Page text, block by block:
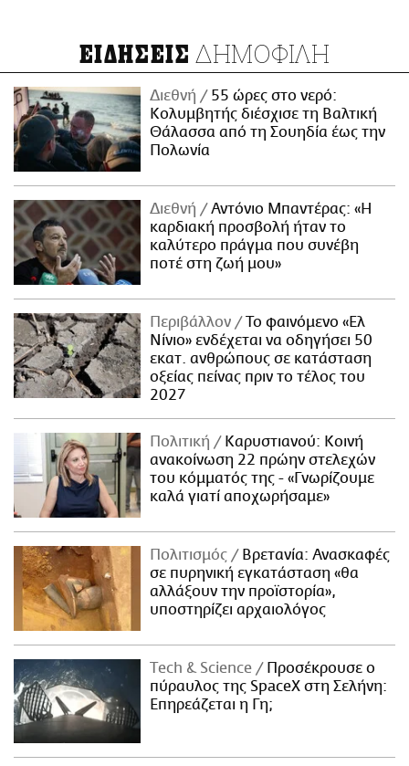
ΕΙΔΗΣΕΙΣ ΔΗΜΟΦΙΛΗ
Διεθνή
55 ώρες στο νερό:
Κολυμβητής διέσχισε τη Βαλτική
Θάλασσα από τη Σουηδία έως την
Πολωνία
Διεθνή
Αντόνιο Μπαντέρας: «Η
καρδιακή προσβολή ήταν το
καλύτερο πράγμα που συνέβη
ποτέ στη ζωή μου»
Περιβάλλον
Το φαινόμενο «Ελ
Νίνιο» ενδέχεται να οδηγήσει 50
εκατ. ανθρώπους σε κατάσταση
οξείας πείνας πριν το τέλος του
2027
Πολιτική
Καρυστιανού: Κοινή
ανακοίνωση 22 πρώην στελεχών
του κόμματός της - «Γνωρίζουμε
καλά γιατί αποχωρήσαμε»
Πολιτισμός
Βρετανία: Ανασκαφές
σε πυρηνική εγκατάσταση «θα
αλλάξουν την προϊστορία»,
υποστηρίζει αρχαιολόγος
Τech & Science
Προσέκρουσε ο
πύραυλος της SpaceX στη Σελήνη:
Επηρεάζεται η Γη;